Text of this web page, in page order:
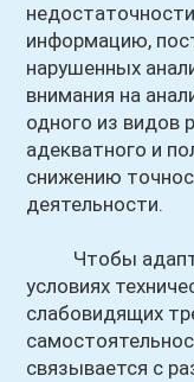
информацию,
нарушенных
внимания на
одного из видов
адекватного и
снижению
деятельности.
Чтобы
условиях
слабовидящих
связывается с